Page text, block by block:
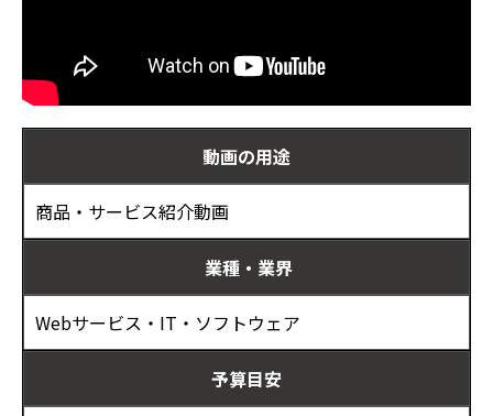
動画の用途
商品・サービス紹介動画
業種・業界
Webサービス・IT・ソフトウェア
予算目安